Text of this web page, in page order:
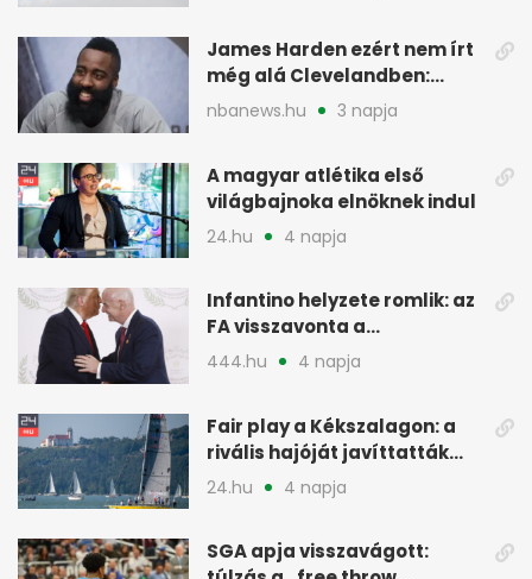
James Harden ezért nem írt
még alá Clevelandben:
pénzügyi okok
nbanews.hu 3 napja
A magyar atlétika első
világbajnoka elnöknek indul
24.hu 4 napja
Infantino helyzete romlik: az
FA visszavonta a
támogatását, jöhet a
444.hu 4 napja
Fair play a Kékszalagon: a
rivális hajóját javíttatták
meg
24.hu 4 napja
SGA apja visszavágott: